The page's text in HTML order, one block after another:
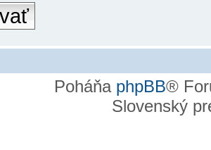
Poháňa phpBB®
Slovenský